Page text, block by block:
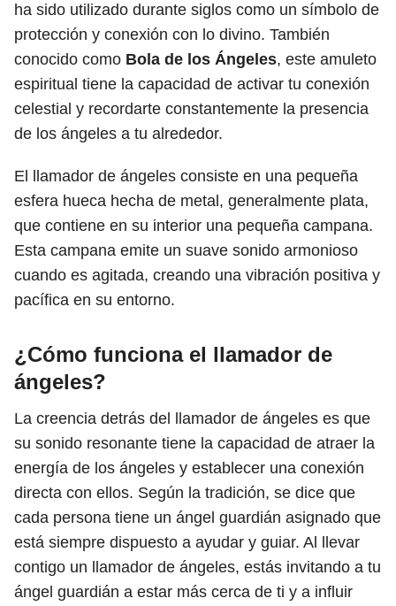
ha sido utilizado durante siglos como un símbolo de
protección y conexión con lo divino. También
conocido como Bola de los Ángeles, este amuleto
espiritual tiene la capacidad de activar tu conexión
celestial y recordarte constantemente la presencia
de los ángeles a tu alrededor.
El llamador de ángeles consiste en una pequeña
esfera hueca hecha de metal, generalmente plata,
que contiene en su interior una pequeña campana.
Esta campana emite un suave sonido armonioso
cuando es agitada, creando una vibración positiva y
pacífica en su entorno.
¿Cómo funciona el llamador de
ángeles?
La creencia detrás del llamador de ángeles es que
su sonido resonante tiene la capacidad de atraer la
energía de los ángeles y establecer una conexión
directa con ellos. Según la tradición, se dice que
cada persona tiene un ángel guardián asignado que
está siempre dispuesto a ayudar y guiar. Al llevar
contigo un llamador de ángeles, estás invitando a tu
ángel guardián a estar más cerca de ti y a influir